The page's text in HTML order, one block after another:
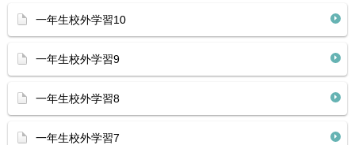
一年生校外学習10
一年生校外学習9
一年生校外学習8
一年生校外学習7